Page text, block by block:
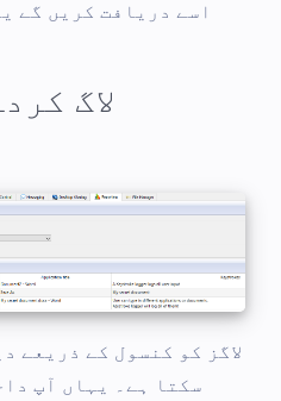
اسے دریافت کریں گے
لاگ
لاگز کو کنسول کے ذریعے
سکتا ہے۔ یہاں آپ